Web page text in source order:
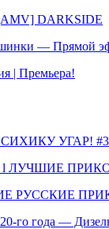
[AMV] DARKSIDE
— Прямой
| Премьера!
УГАР!
ПРИКОЛЫ
РУССКИЕ
года —